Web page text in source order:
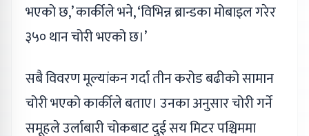
भएको छ,’ कार्कीले भने, ‘विभिन्न ब्रान्डका मोबाइल गरेर
३५० थान चोरी भएको छ।’
सबै विवरण मूल्यांकन गर्दा तीन करोड बढीको सामान
चोरी भएको कार्कीले बताए। उनका अनुसार चोरी गर्ने
समूहले उर्लाबारी चोकबाट दुई सय मिटर पश्चिममा